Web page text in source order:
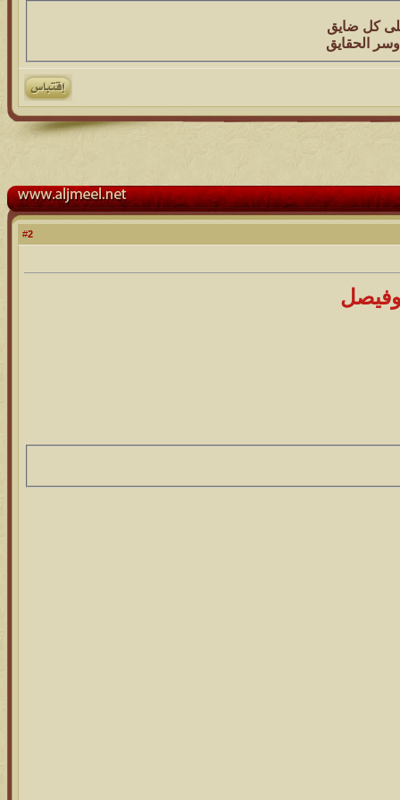
كل ضايق
الحقايق
2